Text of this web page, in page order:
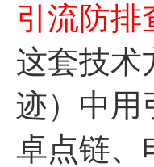
引流防排
这套技术
迹）中用
卓点链、